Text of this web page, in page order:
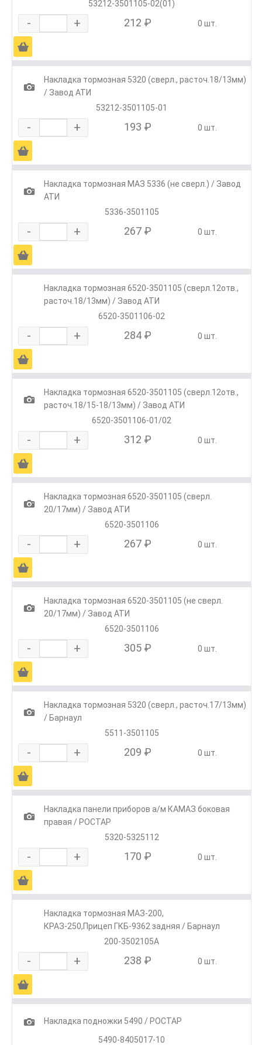
53212-3501105-02(01)
- + 212 ₽ 0 шт.
Ä
1
Накладка тормозная 5320 (сверл., расточ.18/13мм)
/ Завод АТИ
53212-3501105-01
- + 193 ₽ 0 шт.
Ä
1
Накладка тормозная МАЗ 5336 (не сверл.) / Завод
АТИ
5336-3501105
- + 267 ₽ 0 шт.
Ä
Накладка тормозная 6520-3501105 (сверл.12отв.,
расточ.18/13мм) / Завод АТИ
6520-3501106-02
- + 284 ₽ 0 шт.
Ä
1
Накладка тормозная 6520-3501105 (сверл.12отв.,
расточ.18/15-18/13мм) / Завод АТИ
6520-3501106-01/02
- + 312 ₽ 0 шт.
Ä
1
Накладка тормозная 6520-3501105 (сверл.
20/17мм) / Завод АТИ
6520-3501106
- + 267 ₽ 0 шт.
Ä
1
Накладка тормозная 6520-3501105 (не сверл.
20/17мм) / Завод АТИ
6520-3501106
- + 305 ₽ 0 шт.
Ä
1
Накладка тормозная 5320 (сверл., расточ.17/13мм)
/ Барнаул
5511-3501105
- + 209 ₽ 0 шт.
Ä
1
Накладка панели приборов а/м КАМАЗ боковая
правая / РОСТАР
5320-5325112
- + 170 ₽ 0 шт.
Ä
Накладка тормозная МАЗ-200,
КРАЗ-250,Прицеп ГКБ-9362 задняя / Барнаул
200-3502105А
- + 238 ₽ 0 шт.
Ä
1
Накладка подножки 5490 / РОСТАР
5490-8405017-10